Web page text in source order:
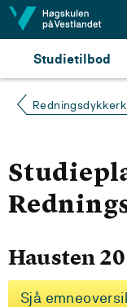
Hopp til innhald
Studietilbod
Hausten
Sjå